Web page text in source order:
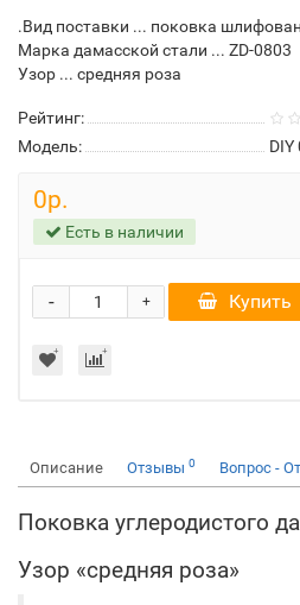
.Вид поставки ... поковка
Марка дамасской стали ... ZD-0803
Узор ... средняя роза
Рейтинг:
Модель:
DIY
0р.
Есть в наличии
+
- Купить
Описание Отзывы 0 Вопрос -
Поковка углеродистого
Узор «средняя роза»